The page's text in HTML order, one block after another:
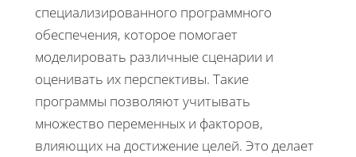
специализированного программного
обеспечения, которое помогает
моделировать различные сценарии и
оценивать их перспективы. Такие
программы позволяют учитывать
множество переменных и факторов,
влияющих на достижение целей. Это делает